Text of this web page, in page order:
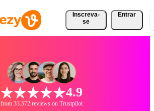
Inscreva-
se
Entrar
4.9
from 33.572 reviews on Trustpilot